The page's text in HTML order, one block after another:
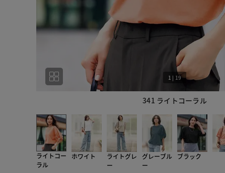
341 ライトコーラル
1 | 19
ライトコー
ラル
ホワイト
ライトグレ
ー
グレーブル
ー
ブラック